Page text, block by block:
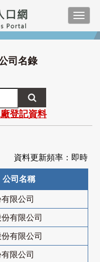
司名錄
登記資料
資料更新頻率：即時
公司名稱
限公司
有限公司
有限公司
限公司